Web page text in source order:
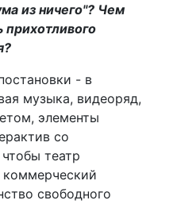
из ничего"? Чем
прихотливого
- в
музыка, видеоряд,
элементы
со
театр
коммерческий
свободного